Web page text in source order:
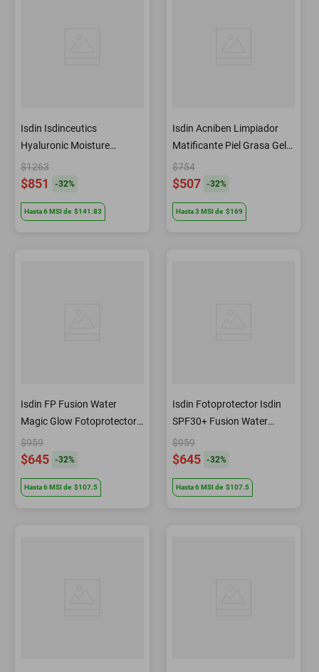
Isdin Isdinceutics
Hyaluronic Moisture
Hidratante piel normal a
seca 50 gr
$1263
$851 -32%
Hasta6MSIde $141.83
Isdin Acniben Limpiador
Matificante Piel Grasa Gel
400ml
$754
$507 -32%
Hasta3 MSIde $169
Isdin FP Fusion Water
Magic Glow Fotoprotector
Facial Iluminador SPF 50
50 ml
$959
$645 -32%
Hasta6MSIde $107.5
Isdin Fotoprotector Isdin
SPF30+ Fusion Water
Urban Fluido 50 ml
$959
$645 -32%
Hasta6MSIde $107.5